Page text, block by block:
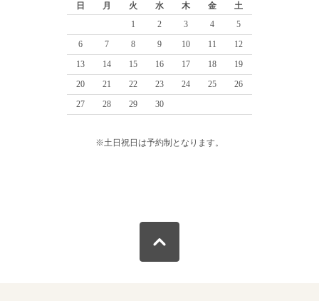
日
月 火 水 木 金
土
1
2 3 4
5
6
7 8 9 10 11
12
13
14 15 16 17 18
19
20
21 22 23 24 25
26
27
28 29 30
※土日祝日は予約制となります。